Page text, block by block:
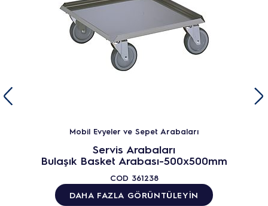
Mobil Evyeler ve Sepet Arabaları
Servis Arabaları
Bulaşık Basket Arabası-500x500mm
COD 361238
DAHA FAZLA GÖRÜNTÜLEYIN